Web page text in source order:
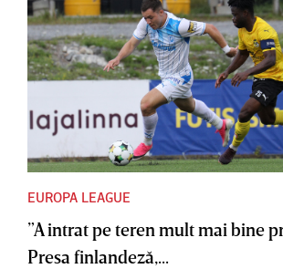
EUROPA LEAGUE
”A intrat pe teren mult mai bine
Presa finlandeză,...